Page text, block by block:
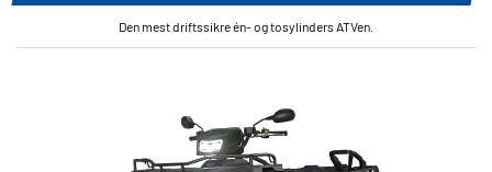
Den mest driftssikre én- og tosylinders ATVen.